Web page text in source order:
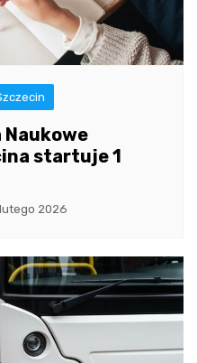
Naukowe
startuje 1
2026